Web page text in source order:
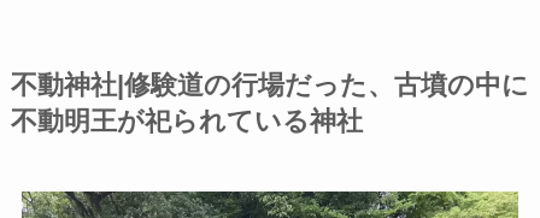
不動神社|修験道の行場だった、古墳の中に
不動明王が祀られている神社